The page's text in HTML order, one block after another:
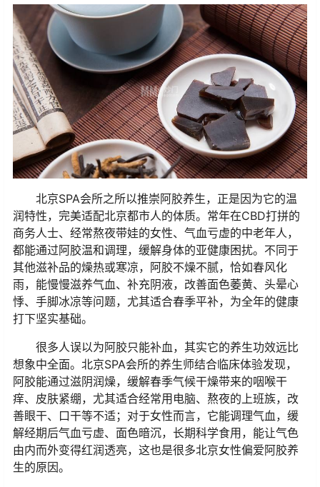
北京SPA会所之所以推崇阿胶养生，正是因为它的温
润特性，完美适配北京都市人的体质。常年在CBD打拼的
商务人士、经常熬夜带娃的女性、气血亏虚的中老年人，
都能通过阿胶温和调理，缓解身体的亚健康困扰。不同于
其他滋补品的燥热或寒凉，阿胶不燥不腻，恰如春风化
雨，能慢慢滋养气血、补充阴液，改善面色萎黄、头晕心
悸、手脚冰凉等问题，尤其适合春季平补，为全年的健康
打下坚实基础。
很多人误以为阿胶只能补血，其实它的养生功效远比
想象中全面。北京SPA会所的养生师结合临床体验发现，
阿胶能通过滋阴润燥，缓解春季气候干燥带来的咽喉干
痒、皮肤紧绷，尤其适合经常用电脑、熬夜的上班族，改
善眼干、口干等不适；对于女性而言，它能调理气血，缓
解经期后气血亏虚、面色暗沉，长期科学食用，能让气色
由内而外变得红润透亮，这也是很多北京女性偏爱阿胶养
生的原因。